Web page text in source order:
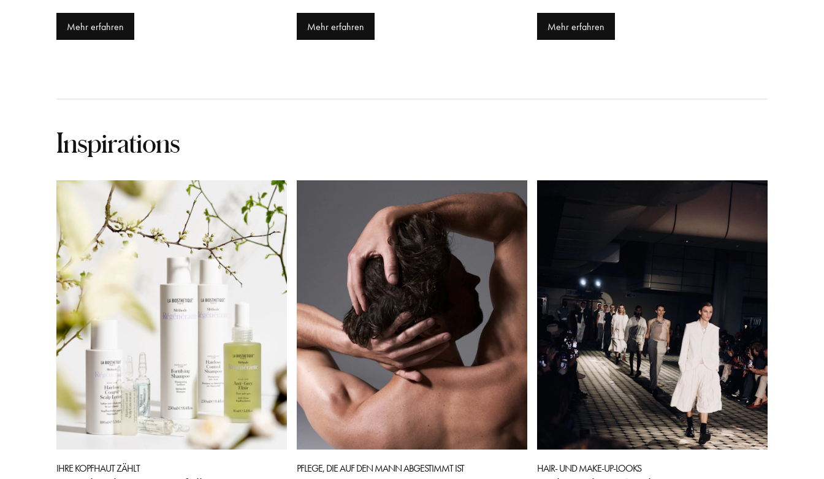
Mehr erfahren Mehr erfahren Mehr erfahren
Inspirations
IHRE KOPFHAUT ZÄHLT PFLEGE, DIE AUF DEN MANN ABGESTIMMT IST HAIR- UND MAKE-UP-LOOKS